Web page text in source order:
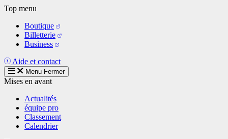
Aller
contenu
principal
Top menu
Boutique
Billetterie
Business
Aide et contact
Menu Fermer
Mises en avant
Actualités
équipe pro
Classement
Calendrier